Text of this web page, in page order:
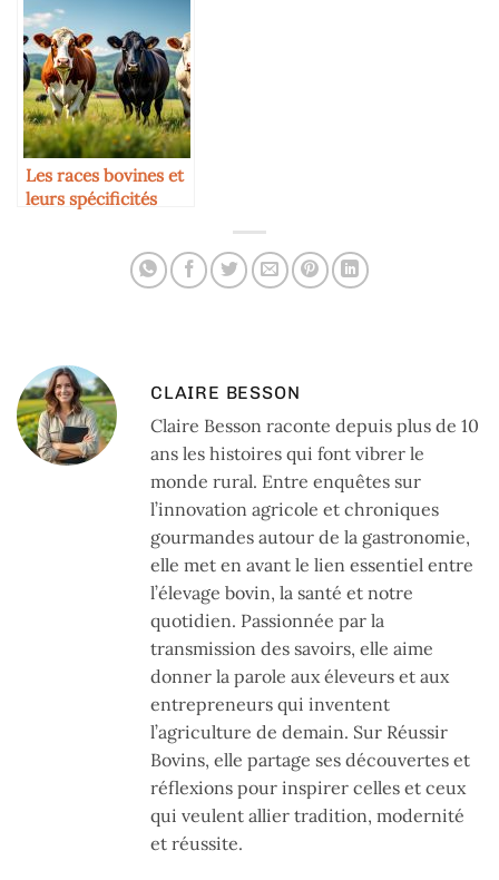
Les races bovines et
leurs spécificités
CLAIRE BESSON
Claire Besson raconte depuis plus de 10
ans les histoires qui font vibrer le
monde rural. Entre enquêtes sur
l’innovation agricole et chroniques
gourmandes autour de la gastronomie,
elle met en avant le lien essentiel entre
l’élevage bovin, la santé et notre
quotidien. Passionnée par la
transmission des savoirs, elle aime
donner la parole aux éleveurs et aux
entrepreneurs qui inventent
l’agriculture de demain. Sur Réussir
Bovins, elle partage ses découvertes et
réflexions pour inspirer celles et ceux
qui veulent allier tradition, modernité
et réussite.